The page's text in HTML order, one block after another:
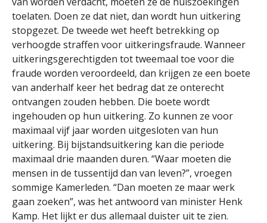
toelaten. Doen ze dat niet, dan wordt hun uitkering
stopgezet. De tweede wet heeft betrekking op
verhoogde straffen voor uitkeringsfraude. Wanneer
uitkeringsgerechtigden tot tweemaal toe voor die
fraude worden veroordeeld, dan krijgen ze een boete
van anderhalf keer het bedrag dat ze onterecht
ontvangen zouden hebben. Die boete wordt
ingehouden op hun uitkering. Zo kunnen ze voor
maximaal vijf jaar worden uitgesloten van hun
uitkering. Bij bijstandsuitkering kan die periode
maximaal drie maanden duren. “Waar moeten die
mensen in de tussentijd dan van leven?”, vroegen
sommige Kamerleden. “Dan moeten ze maar werk
gaan zoeken”, was het antwoord van minister Henk
Kamp. Het lijkt er dus allemaal duister uit te zien.